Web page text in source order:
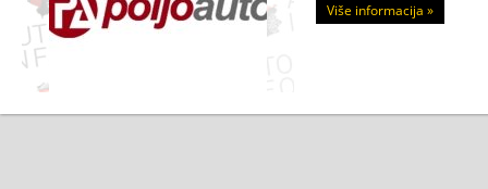
Više informacija »